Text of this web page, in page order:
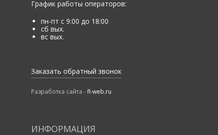
График работы операторов:
пн-пт с 9:00 до 18:00
сб вых.
вс вых.
Заказать обратный звонок
Разработка сайта -fl-web.ru
ИНФОРМАЦИЯ